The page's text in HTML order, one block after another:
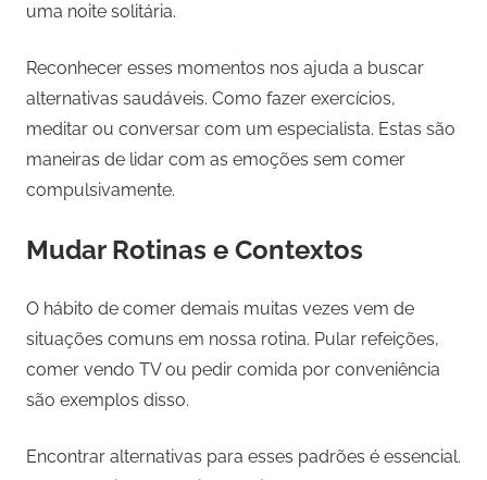
uma noite solitária.
Reconhecer esses momentos nos ajuda a buscar
alternativas saudáveis. Como fazer exercícios,
meditar ou conversar com um especialista. Estas são
maneiras de lidar com as emoções sem comer
compulsivamente.
Mudar Rotinas e Contextos
O hábito de comer demais muitas vezes vem de
situações comuns em nossa rotina. Pular refeições,
comer vendo TV ou pedir comida por conveniência
são exemplos disso.
Encontrar alternativas para esses padrões é essencial.